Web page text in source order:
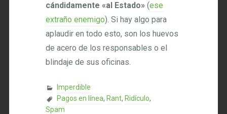
cándidamente «al Estado» (ese
extraño enemigo). Si hay algo para
aplaudir en todo esto, son los huevos
de acero de los responsables o el
blindaje de sus oficinas.
Imperdible
Pagos en línea, Rant, Ridículo,
Spam